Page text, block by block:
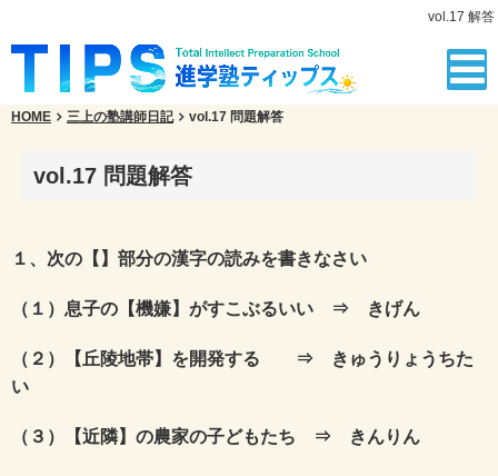
vol.17 解答
HOME 三上の塾講師日記 vol.17 問題解答
vol.17 問題解答
１、次の【】部分の漢字の読みを書きなさい
（１）息子の【機嫌】がすこぶるいい ⇒ きげん
（２）【丘陵地帯】を開発する ⇒ きゅうりょうちた
い
（３）【近隣】の農家の子どもたち ⇒ きんりん